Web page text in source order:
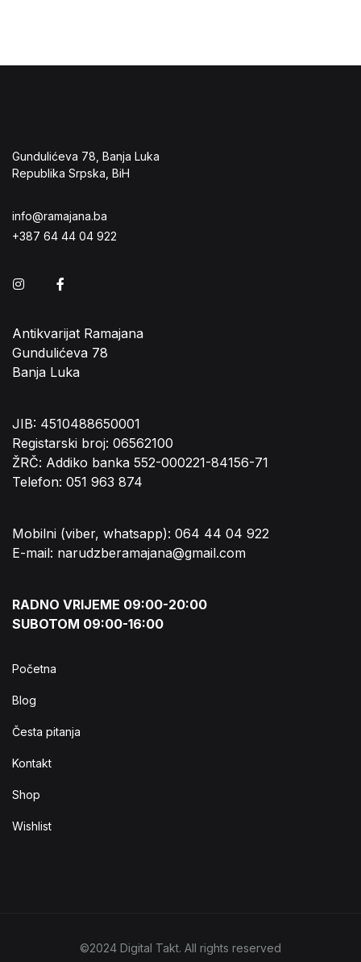
Gundulićeva 78, Banja Luka
Republika Srpska, BiH
info@ramajana.ba
+387 64 44 04 922
Instagram
Antikvarijat Ramajana
Gundulićeva 78
Banja Luka
JIB: 4510488650001
Registarski broj: 06562100
ŽRČ: Addiko banka 552-000221-84156-71
Telefon: 051 963 874
Mobilni (viber, whatsapp): 064 44 04 922
E-mail: narudzberamajana@gmail.com
RADNO VRIJEME 09:00-20:00
SUBOTOM 09:00-16:00
Početna
Blog
Česta pitanja
Kontakt
Shop
Wishlist
©2024 Digital Takt. All rights reserved